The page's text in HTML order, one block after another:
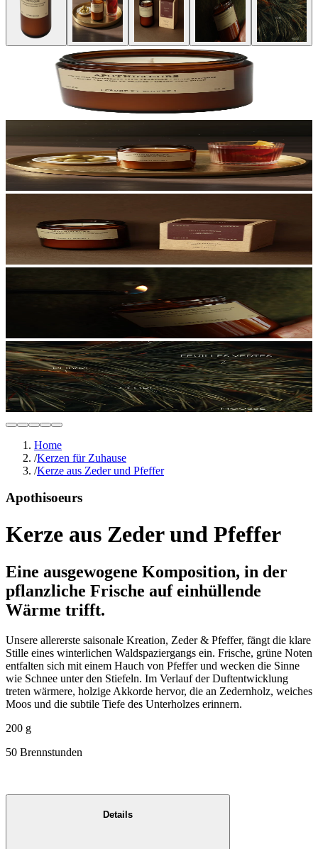
Home
/Kerzen für Zuhause
/Kerze aus Zeder und Pfeffer
Apothisoeurs
Kerze aus Zeder und Pfeffer
Eine ausgewogene Komposition, in der
pflanzliche Frische auf einhüllende
Wärme trifft.
Unsere allererste saisonale Kreation, Zeder & Pfeffer, fängt die klare
Stille eines winterlichen Waldspaziergangs ein. Frische, grüne Noten
entfalten sich mit einem Hauch von Pfeffer und wecken die Sinne
wie Schnee unter den Stiefeln. Im Verlauf der Duftentwicklung
treten wärmere, holzige Akkorde hervor, die an Zedernholz, weiches
Moos und die subtile Tiefe des Unterholzes erinnern.
200 g
50 Brennstunden
Details